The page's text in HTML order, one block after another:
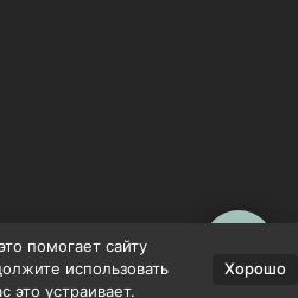
помогает сайту
использовать
это устраивает.
Хорошо